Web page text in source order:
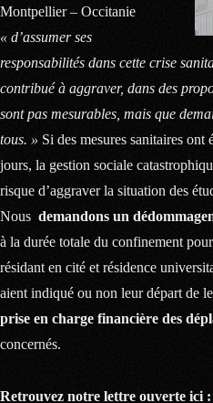
Montpellier – Occitanie
« d’assumer ses
responsabilités dans cette crise
contribué à aggraver, dans des
sont pas mesurables, mais que
tous. » Si des mesures sanitaires ont
jours, la gestion sociale
risque d’aggraver la situation des
Nous demandons un
à la durée totale du confinement
résidant en cité et résidence
aient indiqué ou non leur départ de
prise en charge financière des
concernés.
Retrouvez notre lettre ouverte ici :